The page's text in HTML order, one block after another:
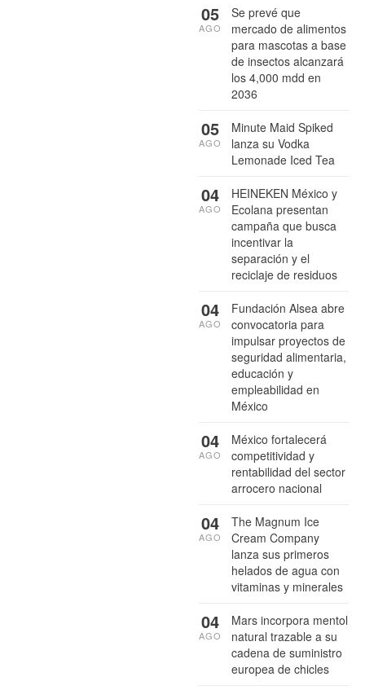
Se prevé que
mercado de alimentos
para mascotas a base
de insectos alcanzará
los 4,000 mdd en
2036
05
AGO
Minute Maid Spiked
lanza su Vodka
Lemonade Iced Tea
05
AGO
HEINEKEN México y
Ecolana presentan
campaña que busca
incentivar la
separación y el
reciclaje de residuos
04
AGO
Fundación Alsea abre
convocatoria para
impulsar proyectos de
seguridad alimentaria,
educación y
empleabilidad en
México
04
AGO
México fortalecerá
competitividad y
rentabilidad del sector
arrocero nacional
04
AGO
The Magnum Ice
Cream Company
lanza sus primeros
helados de agua con
vitaminas y minerales
04
AGO
Mars incorpora mentol
natural trazable a su
cadena de suministro
europea de chicles
04
AGO